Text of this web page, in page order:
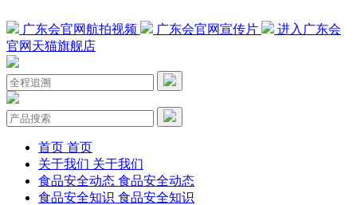
广东会官网航拍视频 广东会官网宣传片
进入广东会
官网天猫旗舰店
首页 首页
关于我们 关于我们
食品安全动态 食品安全动态
食品安全知识 食品安全知识